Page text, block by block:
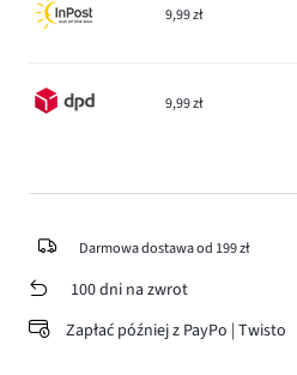
9,99 zł
9,99 zł
Darmowa dostawa od 199 zł
100 dni na zwrot
Zapłać później z PayPo | Twisto